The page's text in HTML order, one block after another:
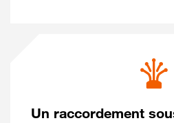
Un raccordement